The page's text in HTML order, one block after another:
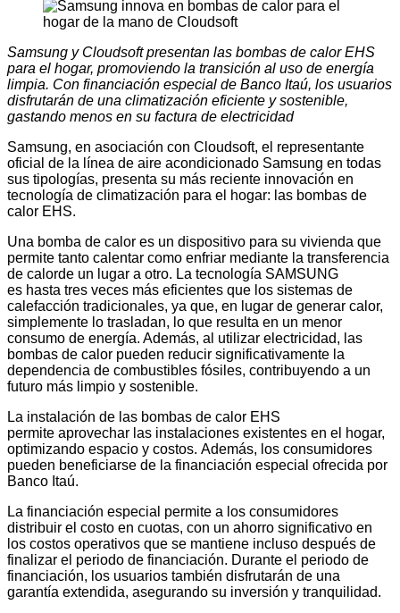
Samsung y Cloudsoft presentan las bombas de calor EHS
para el hogar, promoviendo la transición al uso de energía
limpia. Con financiación especial de Banco Itaú, los usuarios
disfrutarán de una climatización eficiente y sostenible,
gastando menos en su factura de electricidad
Samsung, en asociación con Cloudsoft, el representante
oficial de la línea de aire acondicionado Samsung en todas
sus tipologías, presenta su más reciente innovación en
tecnología de climatización para el hogar: las bombas de
calor EHS.
Una bomba de calor es un dispositivo para su vivienda que
permite tanto calentar como enfriar mediante la transferencia
de calorde un lugar a otro. La tecnología SAMSUNG
es hasta tres veces más eficientes que los sistemas de
calefacción tradicionales, ya que, en lugar de generar calor,
simplemente lo trasladan, lo que resulta en un menor
consumo de energía. Además, al utilizar electricidad, las
bombas de calor pueden reducir significativamente la
dependencia de combustibles fósiles, contribuyendo a un
futuro más limpio y sostenible.
La instalación de las bombas de calor EHS
permite aprovechar las instalaciones existentes en el hogar,
optimizando espacio y costos. Además, los consumidores
pueden beneficiarse de la financiación especial ofrecida por
Banco Itaú.
La financiación especial permite a los consumidores
distribuir el costo en cuotas, con un ahorro significativo en
los costos operativos que se mantiene incluso después de
finalizar el periodo de financiación. Durante el periodo de
financiación, los usuarios también disfrutarán de una
garantía extendida, asegurando su inversión y tranquilidad.